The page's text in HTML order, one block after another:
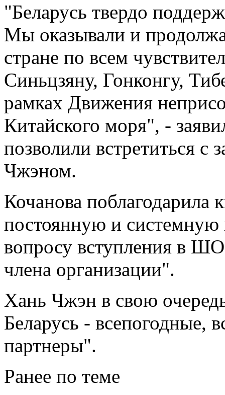
"Беларусь твердо
Мы оказывали и
стране по всем
Синьцзяну, Гонконгу,
рамках Движения
Китайского моря", -
позволили встретиться с
Чжэном.
Кочанова поблагодарила
постоянную и системную
вопросу вступления в
члена организации".
Хань Чжэн в свою
Беларусь - всепогодные,
партнеры".
Ранее по теме